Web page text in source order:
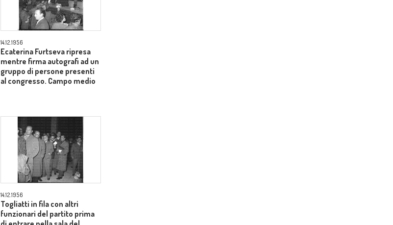
14.12.1956
Ecaterina Furtseva ripresa
mentre firma autografi ad un
gruppo di persone presenti
al congresso. Campo medio
14.12.1956
Togliatti in fila con altri
funzionari del partito prima